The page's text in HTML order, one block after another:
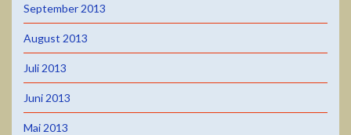
September 2013
August 2013
Juli 2013
Juni 2013
Mai 2013